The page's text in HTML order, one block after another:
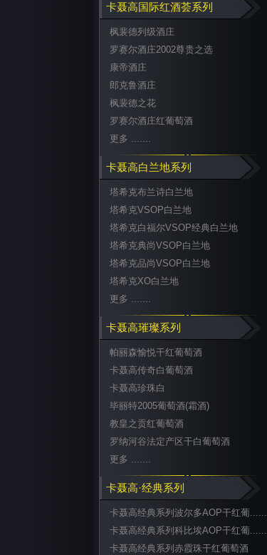
卡聂高国际红酒荟系列
枫裴德列级酒庄
罗赛尔酒庄2002尊贵之选
康帝酒庄
郎克鲁酒庄
枫裴德之花
罗赛尔酒庄红葡萄酒
更多 .......
卡聂高白兰地系列
塔希克布兰诗白兰地
塔希克VSOP白兰地
塔希克白福尔VSOP经典白兰地
塔希克典尚VSOP白兰地
塔希克品尚VSOP白兰地
塔希克XO白兰地
更多 .......
卡聂高璀璨系列
帕丽森愉悦干红葡萄酒
卡聂高传奇白葡萄酒
卡聂高珍珠白
毕丽特2005葡萄酒(霜酒)
教皇之贡红葡萄酒
罗纳河谷法定产区干白葡萄酒
更多 .......
卡聂高·经典系列
卡聂高经典系列波尔多AOP干红葡......
卡聂高经典系列科比埃AOP干红葡......
卡聂高经典系列赤霞珠干红葡萄酒